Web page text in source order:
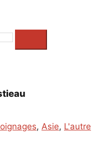
, Asie, L'autre